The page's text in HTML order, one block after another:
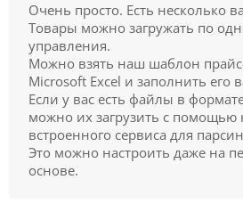
Очень просто. Есть несколько
Товары можно загружать по
управления.
Можно взять наш шаблон
Microsoft Excel и заполнить его
Если у вас есть файлы в
можно их загрузить с помощью
встроенного сервиса для
Это можно настроить даже на
основе.